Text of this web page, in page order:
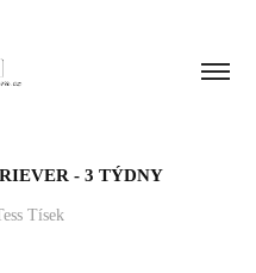
- 3 TÝDNY
Tísek